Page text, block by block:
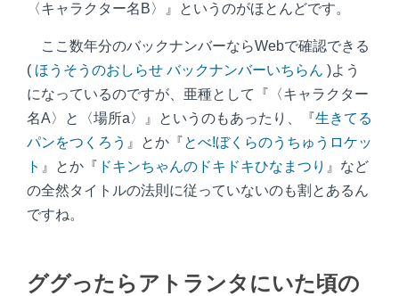
〈キャラクター名B〉』というのがほとんどです。
ここ数年分のバックナンバーならWebで確認できる
( ほうそうのおしらせ バックナンバーいちらん )よう
になっているのですが、亜種として『〈キャラクター
名A〉と〈場所a〉』というのもあったり、『生きてる
パンをつくろう 』とか『とべ!ぼくらのうちゅうロケッ
ト 』とか『 ドキンちゃんのドキドキひなまつり 』など
の全然タイトルの法則に従っていないのも割とあるん
ですね。
ググったらアトランタにいた頃の